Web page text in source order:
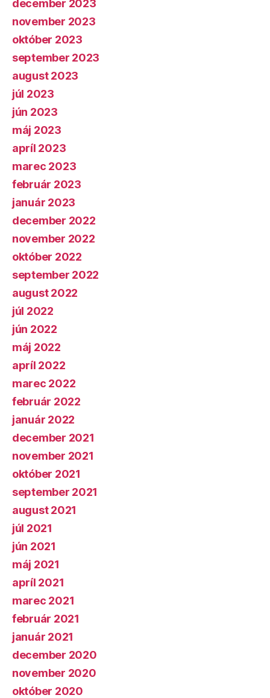
december 2023
november 2023
október 2023
september 2023
august 2023
júl 2023
jún 2023
máj 2023
apríl 2023
marec 2023
február 2023
január 2023
december 2022
november 2022
október 2022
september 2022
august 2022
júl 2022
jún 2022
máj 2022
apríl 2022
marec 2022
február 2022
január 2022
december 2021
november 2021
október 2021
september 2021
august 2021
júl 2021
jún 2021
máj 2021
apríl 2021
marec 2021
február 2021
január 2021
december 2020
november 2020
október 2020